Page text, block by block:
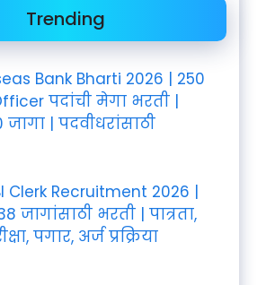
Trending
Bank Bharti 2026 | 250
पदांची मेगा भरती |
जागा | पदवीधरांसाठी
Clerk Recruitment 2026 |
जागांसाठी भरती | पात्रता,
पगार, अर्ज प्रक्रिया